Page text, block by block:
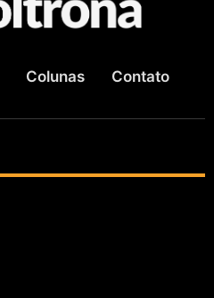
Colunas Contato